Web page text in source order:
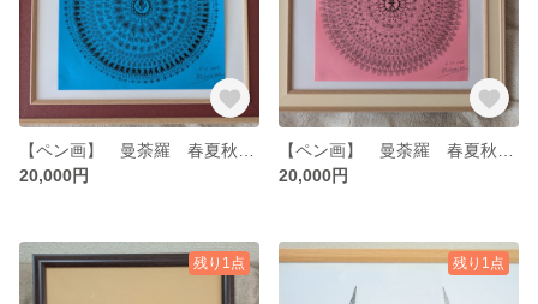
20,000円
20,000円
残り1点 残り1点